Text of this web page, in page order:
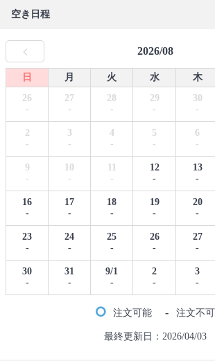
空き日程
2026/08
日 月 火 水 木
26
-
27
-
28
-
29
-
30
-
2
-
3
-
4
-
5
-
6
-
9
-
10
-
11
-
12
-
13
-
16
-
17
-
18
-
19
-
20
-
23
-
24
-
25
-
26
-
27
-
30
-
31
-
9/1
-
2
-
3
-
注文可能 - 注文不可
最終更新日：2026/04/03